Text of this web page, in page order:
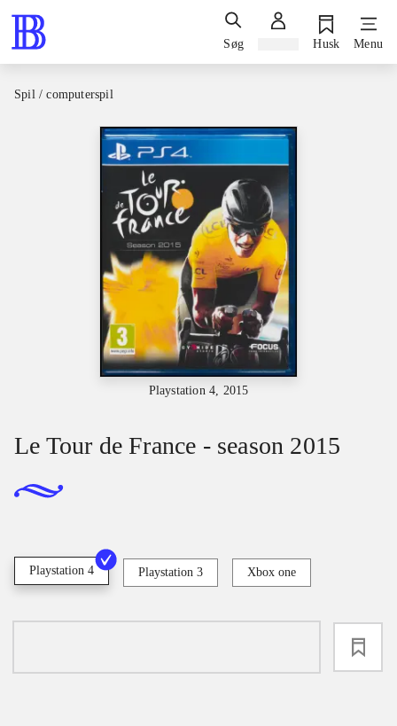
Søg Husk Menu
Spil / computerspil
Playstation 4, 2015
Le Tour de France - season 2015
Playstation 4 Playstation 3 Xbox one